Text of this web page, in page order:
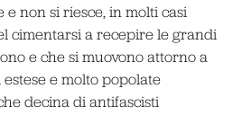
e non si riesce, in molti casi
cimentarsi a recepire le grandi
e che si muovono attorno a
e molto popolate
decina di antifascisti